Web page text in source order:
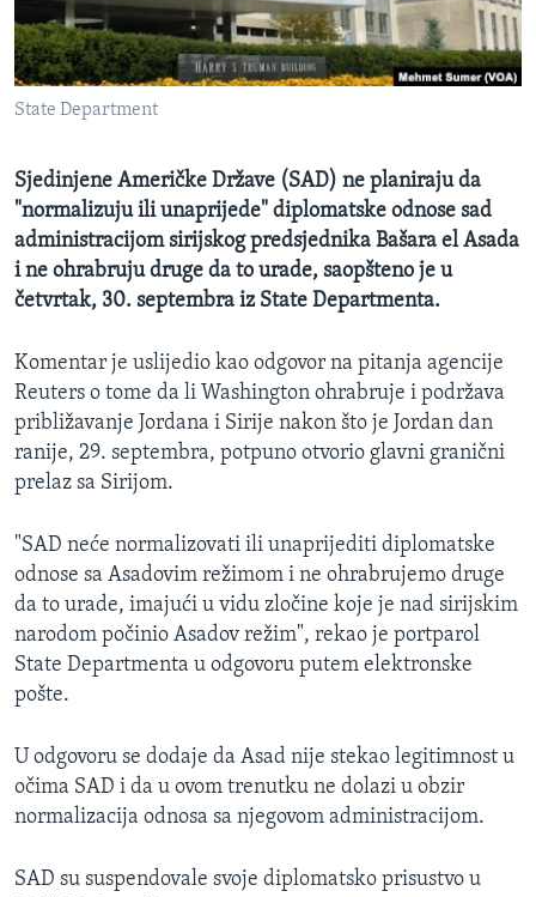
MAGAZIN
O GLASU AMERIKE
PRATITE NAS
Jezici
State Department
Sjedinjene Američke Države (SAD) ne planiraju da
"normalizuju ili unaprijede" diplomatske odnose sad
administracijom sirijskog predsjednika Bašara el Asada
i ne ohrabruju druge da to urade, saopšteno je u
četvrtak, 30. septembra iz State Departmenta.
Komentar je uslijedio kao odgovor na pitanja agencije
Reuters o tome da li Washington ohrabruje i podržava
približavanje Jordana i Sirije nakon što je Jordan dan
ranije, 29. septembra, potpuno otvorio glavni granični
prelaz sa Sirijom.
"SAD neće normalizovati ili unaprijediti diplomatske
odnose sa Asadovim režimom i ne ohrabrujemo druge
da to urade, imajući u vidu zločine koje je nad sirijskim
narodom počinio Asadov režim", rekao je portparol
State Departmenta u odgovoru putem elektronske
pošte.
U odgovoru se dodaje da Asad nije stekao legitimnost u
očima SAD i da u ovom trenutku ne dolazi u obzir
normalizacija odnosa sa njegovom administracijom.
SAD su suspendovale svoje diplomatsko prisustvo u